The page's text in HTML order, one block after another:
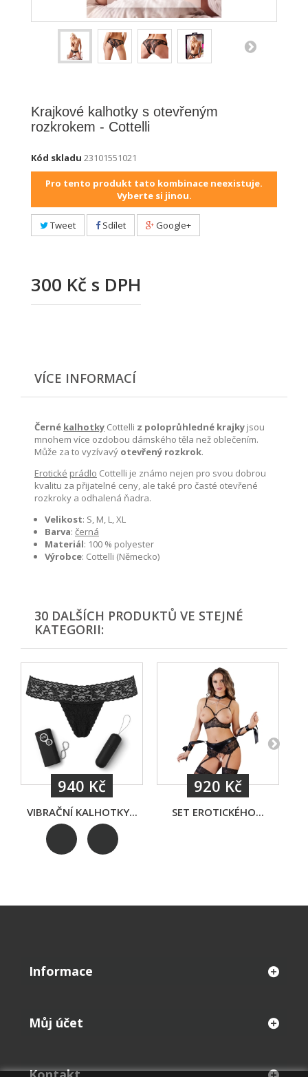
Krajkové kalhotky s otevřeným
rozkrokem - Cottelli
Kód skladu 23101551021
Pro tento produkt tato kombinace neexistuje.
Vyberte si jinou.
Tweet Sdílet Google+
300 Kč s DPH
VÍCE INFORMACÍ
Černé kalhotky Cottelli z poloprůhledné krajky jsou
mnohem více ozdobou dámského těla než oblečením.
Může za to vyzívavý otevřený rozkrok.
Erotické prádlo Cottelli je známo nejen pro svou dobrou
kvalitu za přijatelné ceny, ale také pro časté otevřené
rozkroky a odhalená ňadra.
Velikost: S, M, L, XL
Barva: černá
Materiál: 100 % polyester
Výrobce: Cottelli (Německo)
30 DALŠÍCH PRODUKTŮ VE STEJNÉ
KATEGORII:
940 Kč
VIBRAČNÍ KALHOTKY...
920 Kč
SET EROTICKÉHO...
Informace
Můj účet